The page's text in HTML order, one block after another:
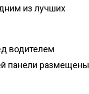
из лучших
водителем
панели размещены